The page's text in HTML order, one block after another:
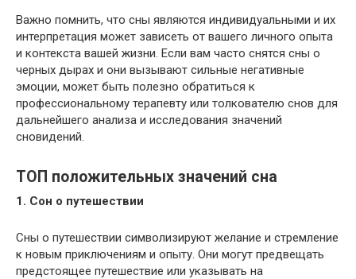
Важно помнить, что сны являются индивидуальными и их
интерпретация может зависеть от вашего личного опыта
и контекста вашей жизни. Если вам часто снятся сны о
черных дырах и они вызывают сильные негативные
эмоции, может быть полезно обратиться к
профессиональному терапевту или толкователю снов для
дальнейшего анализа и исследования значений
сновидений.
ТОП положительных значений сна
1. Сон о путешествии
Сны о путешествии символизируют желание и стремление
к новым приключениям и опыту. Они могут предвещать
предстоящее путешествие или указывать на